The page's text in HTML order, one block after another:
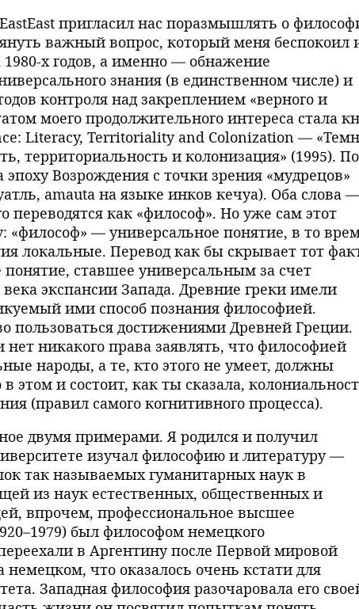
пригласил нас поразмышлять о
важный вопрос, который меня беспокоил
1980-х годов, а именно — обнажение
знания (в единственном числе) и
контроля над закреплением «верного и
моего продолжительного интереса стала
Literacy, Territoriality and Colonization —
территориальность и колонизация» (1995). По
эпоху Возрождения с точки зрения «мудрецов»
amauta на языке инков кечуа). Оба слова —
как «философ». Но уже сам этот
«философ» — универсальное понятие, в то
локальные. Перевод как бы скрывает тот
ставшее универсальным за счет
экспансии Запада. Древние греки имели
ими способ познания философией.
пользоваться достижениями Древней Греции.
никакого права заявлять, что философией
народы, а те, кто этого не умеет, должны
этом и состоит, как ты сказала,
(правил самого когнитивного процесса).
двумя примерами. Я родился и получил
изучал философию и литературу —
так называемых гуманитарных наук в
из наук естественных, общественных и
впрочем, профессиональное высшее
был философом немецкого
в Аргентину после Первой мировой
что оказалось очень кстати для
Западная философия разочаровала его